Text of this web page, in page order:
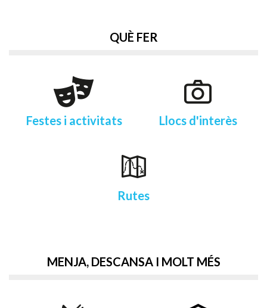
QUÈ FER
Festes i activitats Llocs d'interès
Rutes
MENJA, DESCANSA I MOLT MÉS